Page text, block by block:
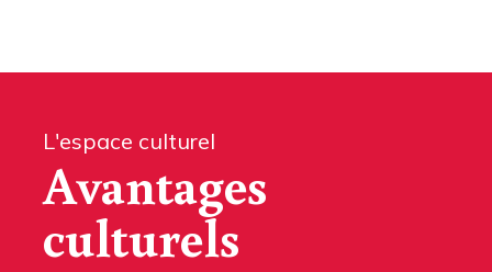
L'espace culturel
Avantages
culturels